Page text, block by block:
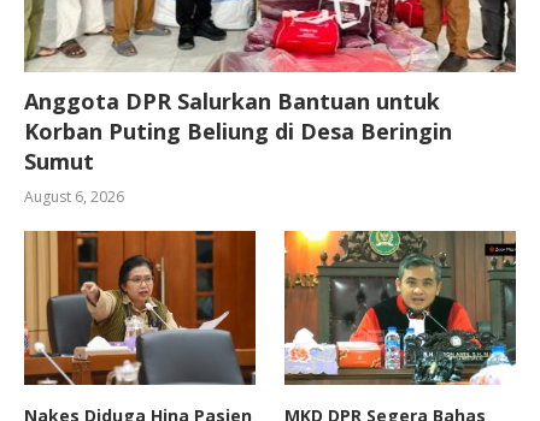
Anggota DPR Salurkan Bantuan untuk
Korban Puting Beliung di Desa Beringin
Sumut
August 6, 2026
Nakes Diduga Hina Pasien MKD DPR Segera Bahas